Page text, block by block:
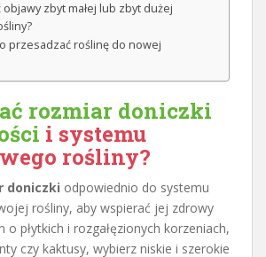
zbyt małej lub zbyt dużej
przesadzać roślinę do nowej
rozmiar doniczki
i systemu
rośliny?
doniczki odpowiednio do systemu
rośliny, aby wspierać jej zdrowy
o płytkich i rozgałęzionych korzeniach,
czy kaktusy, wybierz niskie i szerokie